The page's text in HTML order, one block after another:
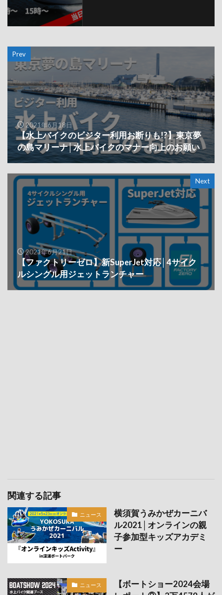
Prev
2021年6月18日
【水上バイクのビジター利用お断りも!?】東京夢
の島マリーナ│水上バイクのマナー向上のお願い
Next
2021年6月21日
【ファクトリーゼロ】新SuperJet対応│4サイク
ルシングル用ジェットランチャー
関連する記事
ニュース
横須賀うみかぜカーニバ
ル2021│オンラインの親
子参加型キッズアカデミ
ー
ニュース
【ボートショー2024会場